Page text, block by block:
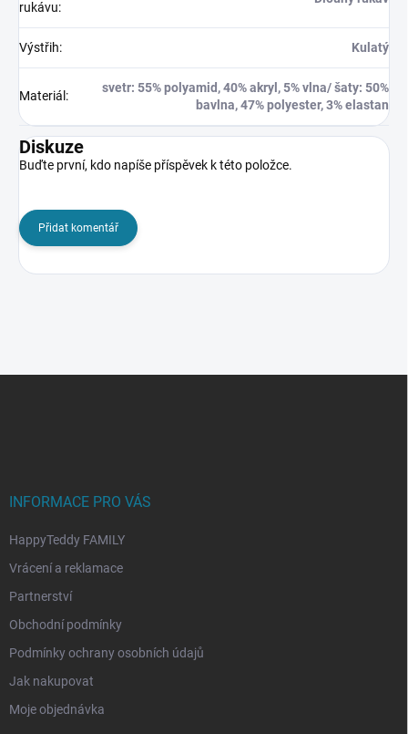
rukávu:
Výstřih: Kulatý
Materiál:
svetr: 55% polyamid, 40% akryl, 5% vlna/ šaty: 50%
bavlna, 47% polyester, 3% elastan
Diskuze
Buďte první, kdo napíše příspěvek k této položce.
Přidat komentář
INFORMACE PRO VÁS
HappyTeddy FAMILY
Vrácení a reklamace
Partnerství
Obchodní podmínky
Podmínky ochrany osobních údajů
Jak nakupovat
Moje objednávka